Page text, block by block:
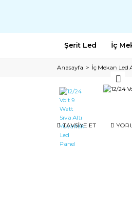
Şerit Led İç
Anasayfa İç Mekan Led
TAVSİYE ET